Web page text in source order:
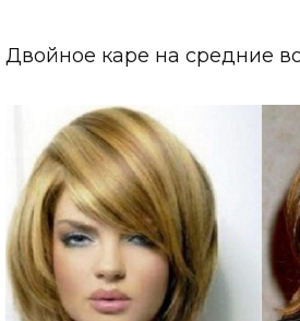
Двойное каре на средние